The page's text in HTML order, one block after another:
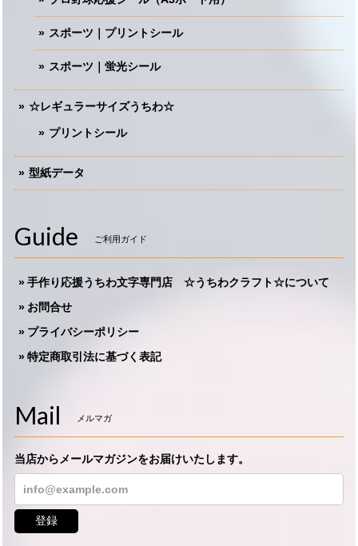
スポーツ｜プリントシール
スポーツ｜蛍光シール
☆レギュラーサイズうちわ☆
プリントシール
型紙データ
Guide ご利用ガイド
手作り応援うちわ文字専門店 ☆うちわクラフト☆について
お問合せ
プライバシーポリシー
特定商取引法に基づく表記
Mail メルマガ
当店からメールマガジンをお届けいたします。
登録